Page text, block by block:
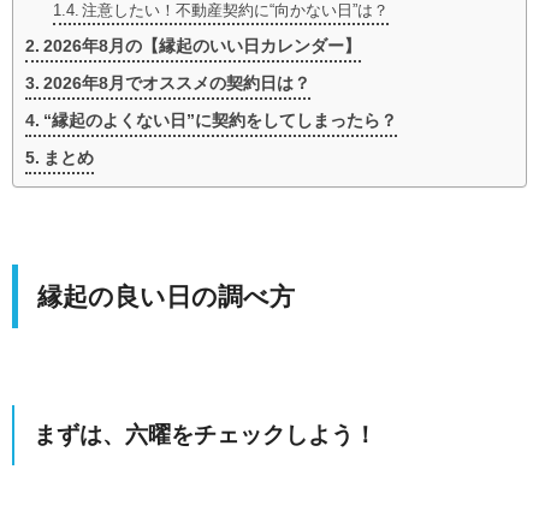
注意したい！不動産契約に“向かない日”は？
2026年8月の【縁起のいい日カレンダー】
2026年8月でオススメの契約日は？
“縁起のよくない日”に契約をしてしまったら？
まとめ
縁起の良い日の調べ方
まずは、六曜をチェックしよう！